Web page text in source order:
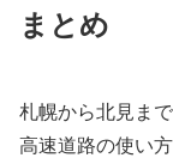
まとめ
札幌から北見ま
高速道路の使い